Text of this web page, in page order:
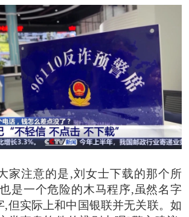
家注意的是,刘女士下载的那个所
是一个危险的木马程序,虽然名字
,但实际上和中国银联并无关联。如